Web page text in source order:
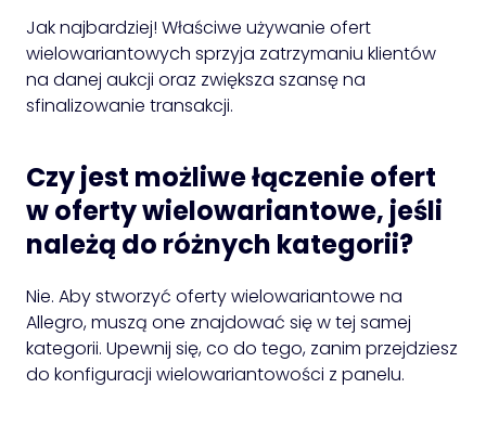
Jak najbardziej! Właściwe używanie ofert
wielowariantowych sprzyja zatrzymaniu klientów
na danej aukcji oraz zwiększa szansę na
sfinalizowanie transakcji.
Czy jest możliwe łączenie ofert
w oferty wielowariantowe, jeśli
należą do różnych kategorii?
Nie. Aby stworzyć oferty wielowariantowe na
Allegro, muszą one znajdować się w tej samej
kategorii. Upewnij się, co do tego, zanim przejdziesz
do konfiguracji wielowariantowości z panelu.